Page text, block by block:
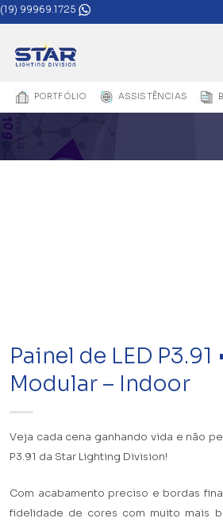
(19) 99969.1725
PORTFÓLIO ASSISTÊNCIAS
Painel de LED
Modular – Indoor
Veja cada cena ganhando vida e não
P3.91 da Star Lighting Division!
Com acabamento preciso e bordas
fidelidade de cores com muito mais